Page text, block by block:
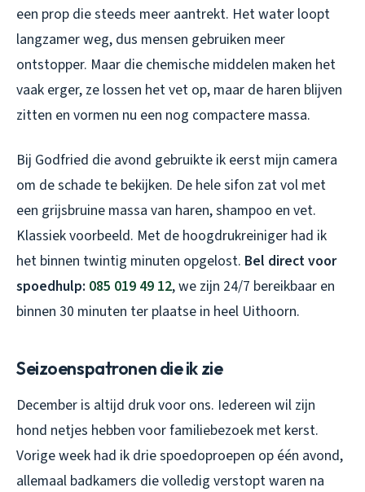
een prop die steeds meer aantrekt. Het water loopt
langzamer weg, dus mensen gebruiken meer
ontstopper. Maar die chemische middelen maken het
vaak erger, ze lossen het vet op, maar de haren blijven
zitten en vormen nu een nog compactere massa.
Bij Godfried die avond gebruikte ik eerst mijn camera
om de schade te bekijken. De hele sifon zat vol met
een grijsbruine massa van haren, shampoo en vet.
Klassiek voorbeeld. Met de hoogdrukreiniger had ik
het binnen twintig minuten opgelost. Bel direct voor
spoedhulp: 085 019 49 12, we zijn 24/7 bereikbaar en
binnen 30 minuten ter plaatse in heel Uithoorn.
Seizoenspatronen die ik zie
December is altijd druk voor ons. Iedereen wil zijn
hond netjes hebben voor familiebezoek met kerst.
Vorige week had ik drie spoedoproepen op één avond,
allemaal badkamers die volledig verstopt waren na